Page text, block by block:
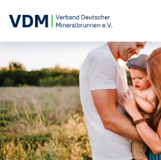
Verband
Themen
Öffentlichkeitsarbeit